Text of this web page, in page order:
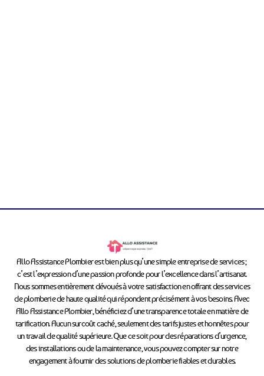
Allo Assistance Plombier est bien plus qu’une simple entreprise de services ;
c’est l’expression d’une passion profonde pour l’excellence dans l’artisanat.
Nous sommes entièrement dévoués à votre satisfaction en offrant des services
de plomberie de haute qualité qui répondent précisément à vos besoins. Avec
Allo Assistance Plombier, bénéficiez d’une transparence totale en matière de
tarification. Aucun surcoût caché, seulement des tarifs justes et honnêtes pour
un travail de qualité supérieure. Que ce soit pour des réparations d’urgence,
des installations ou de la maintenance, vous pouvez compter sur notre
engagement à fournir des solutions de plomberie fiables et durables.